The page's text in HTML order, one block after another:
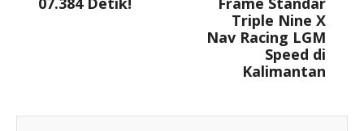
Triple Nine X
Nav Racing LGM
Speed di
Kalimantan